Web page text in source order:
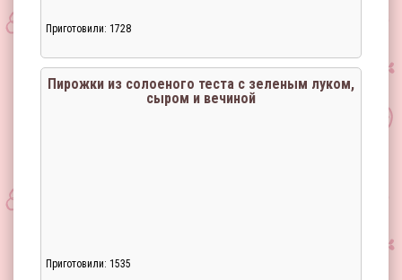
Приготовили: 1728
Пирожки из солоеного теста с зеленым луком,
сыром и вечиной
Приготовили: 1535